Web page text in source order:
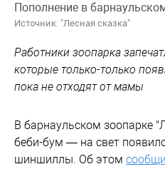
Пополнение в
Источник: "Лесная сказка"
Работники зоопарка
которые только-только
пока не отходят от мамы
В барнаульском зоопарке
беби-бум — на свет
шиншиллы. Об этом